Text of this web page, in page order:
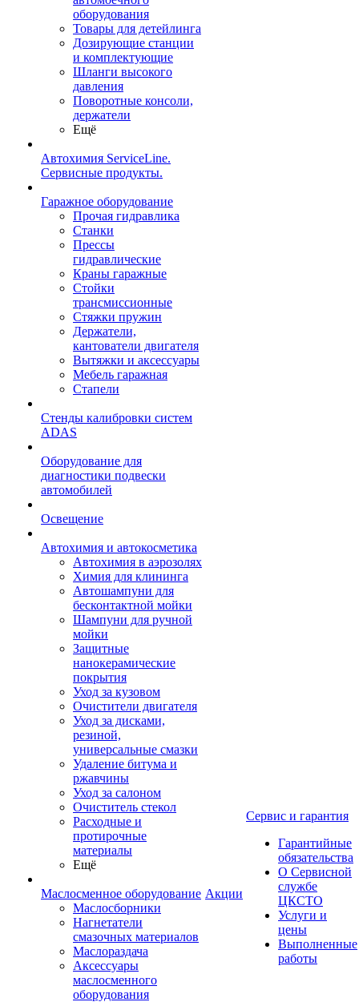
оборудования
Товары для детейлинга
Дозирующие станции
и комплектующие
Шланги высокого
давления
Поворотные консоли,
держатели
Ещё
Автохимия ServiceLine.
Сервисные продукты.
Гаражное оборудование
Прочая гидравлика
Станки
Прессы
гидравлические
Краны гаражные
Стойки
трансмиссионные
Стяжки пружин
Держатели,
кантователи двигателя
Вытяжки и аксессуары
Мебель гаражная
Стапели
Стенды калибровки систем
ADAS
Оборудование для
диагностики подвески
автомобилей
Освещение
Автохимия и автокосметика
Автохимия в аэрозолях
Химия для клининга
Автошампуни для
бесконтактной мойки
Шампуни для ручной
мойки
Защитные
нанокерамические
покрытия
Уход за кузовом
Очистители двигателя
Уход за дисками,
резиной,
универсальные смазки
Удаление битума и
ржавчины
Уход за салоном
Очиститель стекол
Расходные и
протирочные
материалы
Ещё
Маслосменное оборудование
Маслосборники
Нагнетатели
смазочных материалов
Маслораздача
Аксессуары
маслосменного
оборудования
Акции
Сервис и гарантия
Гарантийные
обязательства
О Сервисной
службе
ЦКСТО
Услуги и
цены
Выполненные
работы